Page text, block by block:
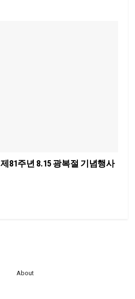
81주년 8.15 광복절 기념행사
About